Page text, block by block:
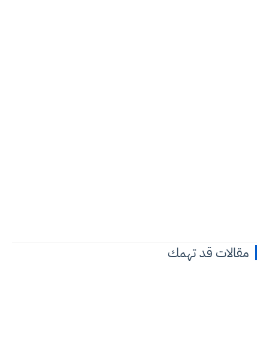
مقالات قد تهمك